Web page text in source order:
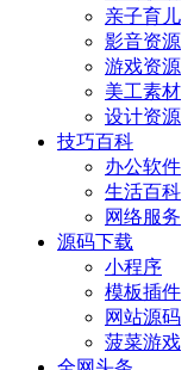
亲子育儿
影音资源
游戏资源
美工素材
设计资源
技巧百科
办公软件
生活百科
网络服务
源码下载
小程序
模板插件
网站源码
菠菜游戏